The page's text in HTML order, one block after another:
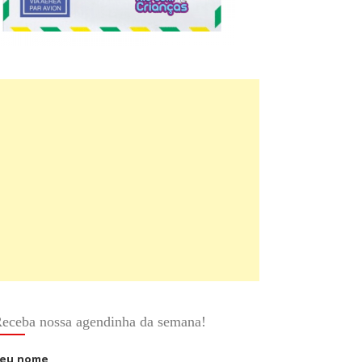
nossa agendinha da semana!